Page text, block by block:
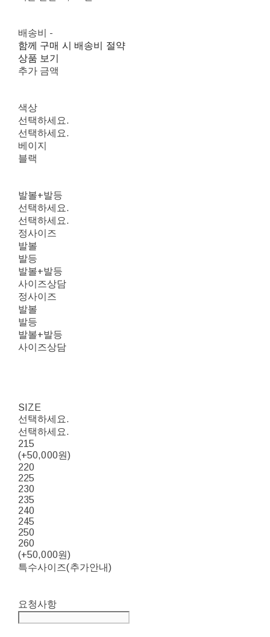
배송비 -
함께 구매 시 배송비 절약
상품 보기
추가 금액
색상
선택하세요.
선택하세요.
베이지
블랙
발볼+발등
선택하세요.
선택하세요.
정사이즈
발볼
발등
발볼+발등
사이즈상담
정사이즈
발볼
발등
발볼+발등
사이즈상담
SIZE
선택하세요.
선택하세요.
215
(+50,000원)
220
225
230
235
240
245
250
260
(+50,000원)
특수사이즈(추가안내)
요청사항